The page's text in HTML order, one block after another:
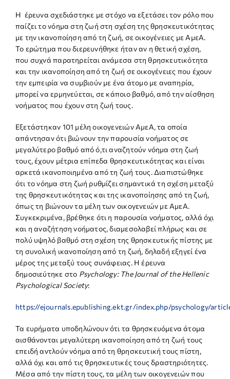
Η έρευνα σχεδιάστηκε με στόχο να εξετάσει τον ρόλο που
παίζει το νόημα στη ζωή στη σχέση της θρησκευτικότητας
με την ικανοποίηση από τη ζωή, σε οικογένειες με ΑμεΑ.
Το ερώτημα που διερευνήθηκε ήταν αν η θετική σχέση,
που συχνά παρατηρείται ανάμεσα στη θρησκευτικότητα
και την ικανοποίηση από τη ζωή σε οικογένειες που έχουν
την εμπειρία να συμβιούν με ένα άτομο με αναπηρία,
μπορεί να ερμηνεύεται, σε κάποιο βαθμό, από την αίσθηση
νοήματος που έχουν στη ζωή τους.
Εξετάστηκαν 101 μέλη οικογενειών ΑμεΑ, τα οποία
απάντησαν ότι βιώνουν την παρουσία νοήματος σε
μεγαλύτερο βαθμό από ό,τι αναζητούν νόημα στη ζωή
τους, έχουν μέτρια επίπεδα θρησκευτικότητας και είναι
αρκετά ικανοποιημένα από τη ζωή τους. Διαπιστώθηκε
ότι το νόημα στη ζωή ρυθμίζει σημαντικά τη σχέση μεταξύ
της θρησκευτικότητας και της ικανοποίησης από τη ζωή,
όπως τη βιώνουν τα μέλη των οικογενειών με ΑμεΑ.
Συγκεκριμένα, βρέθηκε ότι η παρουσία νοήματος, αλλά όχι
και η αναζήτηση νοήματος, διαμεσολαβεί πλήρως και σε
πολύ υψηλό βαθμό στη σχέση της θρησκευτικής πίστης με
τη συνολική ικανοποίηση από τη ζωή, δηλαδή εξηγεί ένα
μέρος της μεταξύ τους συνάφειας. Η έρευνα
δημοσιεύτηκε στο Psychology: The Journal of the Hellenic
Psychological Society:
https://ejournals.epublishing.ekt.gr/index.php/psychology/
Τα ευρήματα υποδηλώνουν ότι τα θρησκευόμενα άτομα
αισθάνονται μεγαλύτερη ικανοποίηση από τη ζωή τους
επειδή αντλούν νόημα από τη θρησκευτική τους πίστη,
αλλά όχι και από τις θρησκευτικές τους δραστηριότητες.
Μέσα από την πίστη τους, τα μέλη των οικογενειών που